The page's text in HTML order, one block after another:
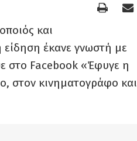
και
έκανε γνωστή με
στο Facebook «Έφυγε η
στον κινηματογράφο και